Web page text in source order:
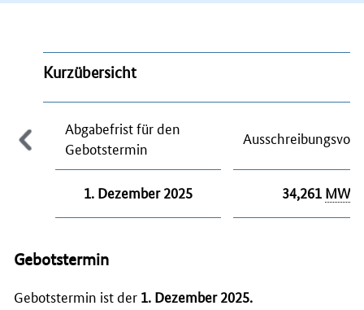
Kurzübersicht
Abgabefrist für den
Gebotstermin
1. Dezember 2025 34,261 MW
Gebotstermin
Gebotstermin ist der 1. Dezember 2025.